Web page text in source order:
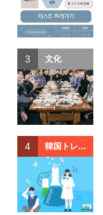
3 文化
4 韓国トレン
ド